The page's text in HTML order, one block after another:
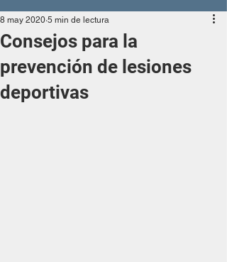
Consejos para la
prevención de lesiones
deportivas
8 may 2020 5 min de lectura